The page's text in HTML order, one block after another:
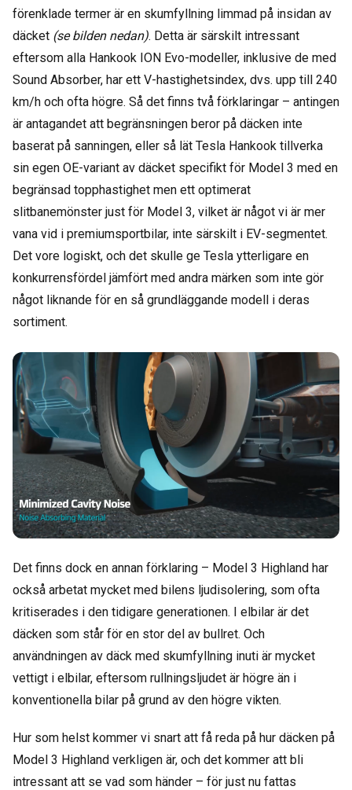
förenklade termer är en skumfyllning limmad på insidan av
däcket (se bilden nedan). Detta är särskilt intressant
eftersom alla Hankook ION Evo-modeller, inklusive de med
Sound Absorber, har ett V-hastighetsindex, dvs. upp till 240
km/h och ofta högre. Så det finns två förklaringar – antingen
är antagandet att begränsningen beror på däcken inte
baserat på sanningen, eller så lät Tesla Hankook tillverka
sin egen OE-variant av däcket specifikt för Model 3 med en
begränsad topphastighet men ett optimerat
slitbanemönster just för Model 3, vilket är något vi är mer
vana vid i premiumsportbilar, inte särskilt i EV-segmentet.
Det vore logiskt, och det skulle ge Tesla ytterligare en
konkurrensfördel jämfört med andra märken som inte gör
något liknande för en så grundläggande modell i deras
sortiment.
Det finns dock en annan förklaring – Model 3 Highland har
också arbetat mycket med bilens ljudisolering, som ofta
kritiserades i den tidigare generationen. I elbilar är det
däcken som står för en stor del av bullret. Och
användningen av däck med skumfyllning inuti är mycket
vettigt i elbilar, eftersom rullningsljudet är högre än i
konventionella bilar på grund av den högre vikten.
Hur som helst kommer vi snart att få reda på hur däcken på
Model 3 Highland verkligen är, och det kommer att bli
intressant att se vad som händer – för just nu fattas